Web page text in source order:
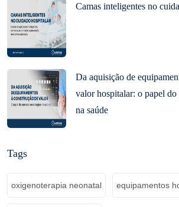
Camas inteligentes no
Da aquisição de
valor hospitalar: o papel do
na saúde
Tags
oxigenoterapia neonatal equipamentos